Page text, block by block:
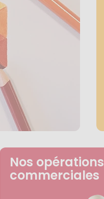
Nos opérations
commerciales